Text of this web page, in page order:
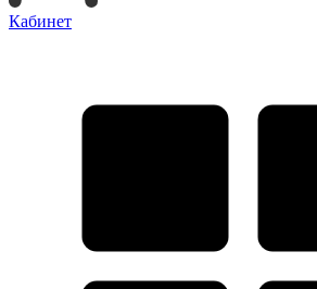
Кабинет